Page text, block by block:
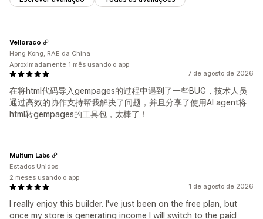
7 de agosto de 2026
在将html代码导入gempages的过程中遇到了一些BUG，技术人员
通过高效的协作支持帮我解决了问题，并且分享了使用AI agent将
html转gempages的工具包，太棒了！
Velloraco
Hong Kong, RAE da China
Aproximadamente 1 mês usando o app
1 de agosto de 2026
I really enjoy this builder. I've just been on the free plan, but
once my store is generating income I will switch to the paid
Multum Labs
Estados Unidos
2 meses usando o app